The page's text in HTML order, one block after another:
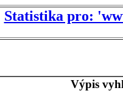
Statistika pro:
Výpis